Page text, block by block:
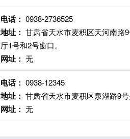
电话： 0938-2736525
地址： 甘肃省天水市麦积区天河南路
厅1号和2号窗口。
网址： 无
电话： 0938-12345
地址： 甘肃省天水市麦积区泉湖路9
网址： 无